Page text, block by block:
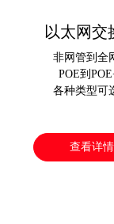
以太网交
非网管到全
POE到
各种类型可
查看详情